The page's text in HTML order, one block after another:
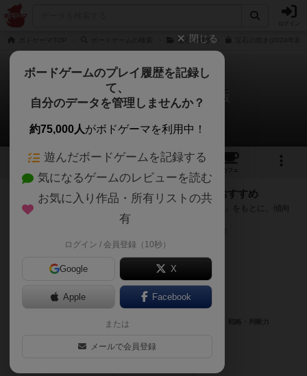
宝石の煌き
宝石の煌き：2024年新版
次のおすすめボードゲーム
2 2
カフェ
『宝石の煌き：2024年新版』が好きな方へのおすすめ
このゲームのトップページで投票された「プレイ感の評価」をもとに、傾向
が近いボードゲームをランキング形式で紹介します。
閉じる
ボードゲームのプレイ履歴を記録し
て、
自分のデータを管理しませんか？
約75,000人がボドゲーマを利用中！
遊んだボードゲームを記録する
気になるゲームのレビューを読む
お気に入り作品・所有リストの共
有
ログイン / 会員登録（10秒）
Google X
Apple Facebook
または
メールで会員登録